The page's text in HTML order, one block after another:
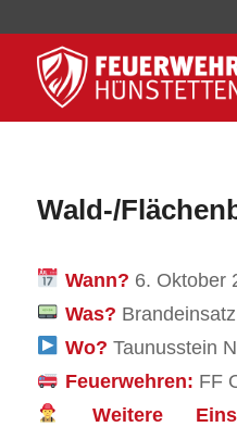
Wald-/
Wann? 6. Oktober
Was? Brandeinsatz
Wo? Taunusstein
Feuerwehren: FF
Weitere